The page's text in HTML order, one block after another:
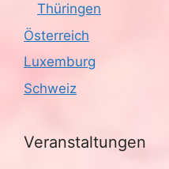
Thüringen
Österreich
Luxemburg
Schweiz
Veranstaltungen